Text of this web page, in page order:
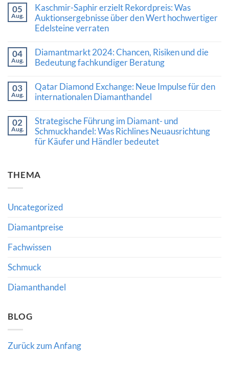
zu
Luxusschmuckmarkt
zeigt
Stärke:
Nachfrage
nach
Diamanten
Schmuck
bedeutet
05
Aug.
Kaschmir-Saphir erzielt Rekordpreis: Was
Auktionsergebnisse über den Wert hochwertiger
Edelsteine verraten
zu
Kaschmir-
Saphir
Rekordpreis:
Was
Auktionsergebnisse
Wert
hochwertiger
Edelsteine
verraten
04
Aug.
Diamantmarkt 2024: Chancen, Risiken und die
Bedeutung fachkundiger Beratung
zu
Diamantmarkt
2024:
Risiken
und
die
Bedeutung
fachkundiger
03
Aug.
Qatar Diamond Exchange: Neue Impulse für den
internationalen Diamanthandel
zu
Qatar
Diamond
Exchange:
den
internationalen
02
Aug.
Strategische Führung im Diamant- und
Schmuckhandel: Was Richlines Neuausrichtung
für Käufer und Händler bedeutet
Strategische
Schmuckhandel:
Richlines
Neuausrichtung
Käufer
und
bedeutet
THEMA
Uncategorized
Diamantpreise
Fachwissen
Schmuck
Diamanthandel
BLOG
Zurück zum Anfang